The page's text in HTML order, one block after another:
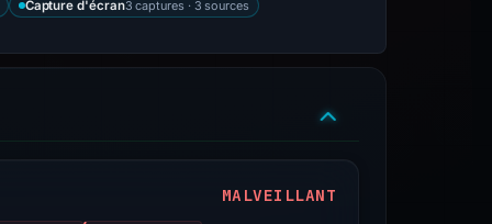
Capture d'écran3 captures · 3 sources
MALVEILLANT